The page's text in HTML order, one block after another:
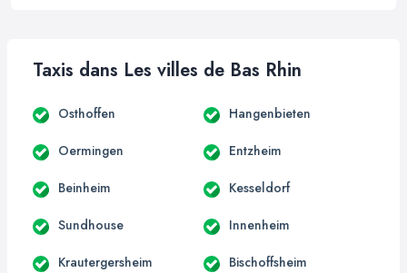
Taxis dans Les villes de Bas Rhin
Osthoffen Hangenbieten
Oermingen Entzheim
Beinheim Kesseldorf
Sundhouse Innenheim
Krautergersheim Bischoffsheim